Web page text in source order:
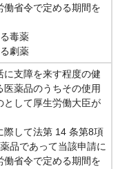
省令で定める期間を
毒薬
劇薬
に支障を来す程度の健
医薬品のうちその使用
として厚生労働大臣が
際して法第 14 条第8項
品であって当該申請に
省令で定める期間を